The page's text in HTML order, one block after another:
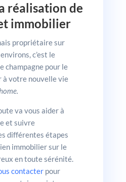
réalisation de
immobilier
propriétaire sur
c’est le
champagne pour le
à votre nouvelle vie
va vous aider à
et suivre
différentes étapes
immobilier sur le
en toute sérénité.
contacterpour